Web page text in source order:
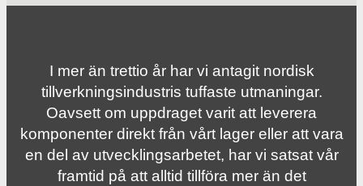
I mer än trettio år har vi antagit nordisk
tillverknings­industris tuffaste utmaningar.
Oavsett om uppdraget varit att leverera
komponenter direkt från vårt lager eller att vara
en del av utvecklingsarbetet, har vi satsat vår
framtid på att alltid tillföra mer än det